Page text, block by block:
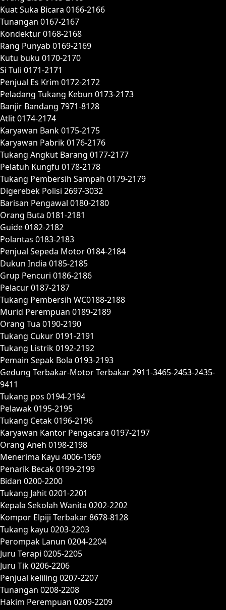
Kuat Suka Bicara 0166-2166
Tunangan 0167-2167
Kondektur 0168-2168
Rang Punyab 0169-2169
Kutu buku 0170-2170
Si Tuli 0171-2171
Penjual Es Krim 0172-2172
Peladang Tukang Kebun 0173-2173
Banjir Bandang 7971-8128
Atlit 0174-2174
Karyawan Bank 0175-2175
Karyawan Pabrik 0176-2176
Tukang Angkut Barang 0177-2177
Pelatuh Kungfu 0178-2178
Tukang Pembersih Sampah 0179-2179
Digerebek Polisi 2697-3032
Barisan Pengawal 0180-2180
Orang Buta 0181-2181
Guide 0182-2182
Polantas 0183-2183
Penjual Sepeda Motor 0184-2184
Dukun India 0185-2185
Grup Pencuri 0186-2186
Pelacur 0187-2187
Tukang Pembersih WC0188-2188
Murid Perempuan 0189-2189
Orang Tua 0190-2190
Tukang Cukur 0191-2191
Tukang Listrik 0192-2192
Pemain Sepak Bola 0193-2193
Gedung Terbakar-Motor Terbakar 2911-3465-2453-2435-
9411
Tukang pos 0194-2194
Pelawak 0195-2195
Tukang Cetak 0196-2196
Karyawan Kantor Pengacara 0197-2197
Orang Aneh 0198-2198
Menerima Kayu 4006-1969
Penarik Becak 0199-2199
Bidan 0200-2200
Tukang Jahit 0201-2201
Kepala Sekolah Wanita 0202-2202
Kompor Elpiji Terbakar 8678-8128
Tukang kayu 0203-2203
Perompak Lanun 0204-2204
Juru Terapi 0205-2205
Juru Tik 0206-2206
Penjual keliling 0207-2207
Tunangan 0208-2208
Hakim Perempuan 0209-2209